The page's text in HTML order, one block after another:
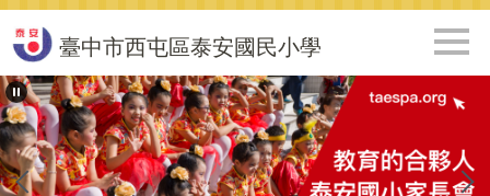
跳
到
主
要
內
容
區
臺中市西屯區泰安國民小學